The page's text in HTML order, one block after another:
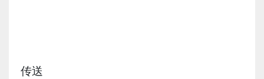
传送